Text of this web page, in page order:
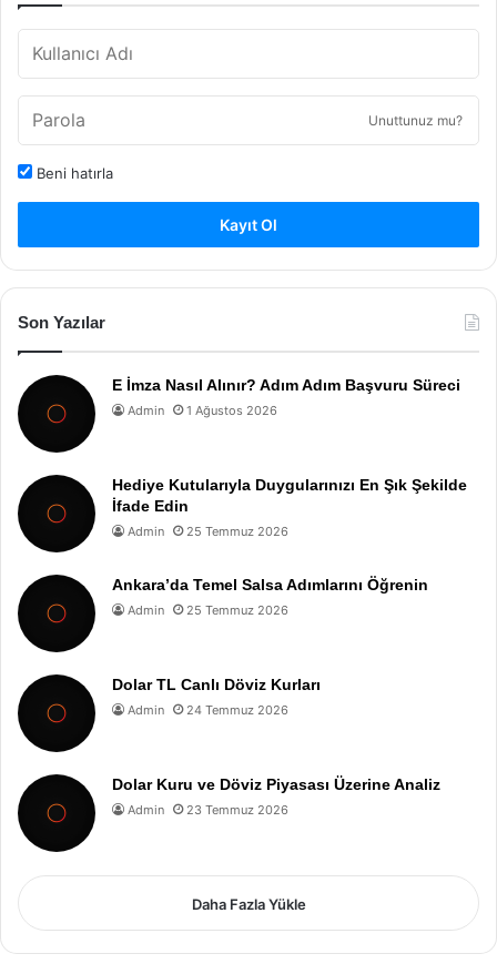
Unuttunuz mu?
Beni hatırla
Kayıt Ol
Son Yazılar
E İmza Nasıl Alınır? Adım Adım Başvuru Süreci
Admin 1 Ağustos 2026
Hediye Kutularıyla Duygularınızı En Şık Şekilde
İfade Edin
Admin 25 Temmuz 2026
Ankara’da Temel Salsa Adımlarını Öğrenin
Admin 25 Temmuz 2026
Dolar TL Canlı Döviz Kurları
Admin 24 Temmuz 2026
Dolar Kuru ve Döviz Piyasası Üzerine Analiz
Admin 23 Temmuz 2026
Daha Fazla Yükle